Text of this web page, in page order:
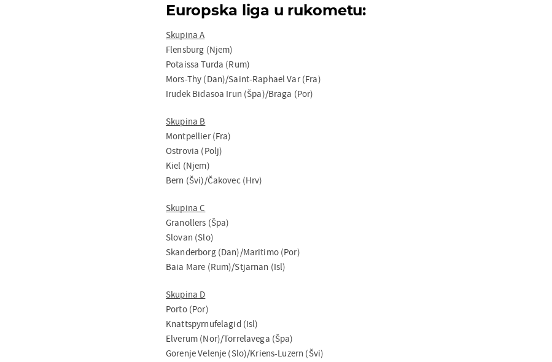
Europska liga u rukometu:
Skupina A
Flensburg (Njem)
Potaissa Turda (Rum)
Mors-Thy (Dan)/Saint-Raphael Var (Fra)
Irudek Bidasoa Irun (Špa)/Braga (Por)
Skupina B
Montpellier (Fra)
Ostrovia (Polj)
Kiel (Njem)
Bern (Švi)/Čakovec (Hrv)
Skupina C
Granollers (Špa)
Slovan (Slo)
Skanderborg (Dan)/Maritimo (Por)
Baia Mare (Rum)/Stjarnan (Isl)
Skupina D
Porto (Por)
Knattspyrnufelagid (Isl)
Elverum (Nor)/Torrelavega (Špa)
Gorenje Velenje (Slo)/Kriens-Luzern (Švi)